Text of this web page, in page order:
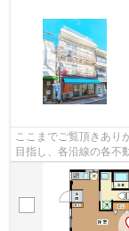
ここまでご覧頂きあり
目指し、各沿線の各不
様へ提供しております